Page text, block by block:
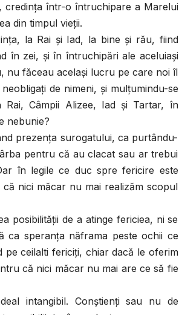
într-o întruchipare a Marelui
din timpul vieţii.
la Rai şi Iad, la bine şi rău, fiind
în zei, şi în întruchipări ale aceluiaşi
nu făceau acelaşi lucru pe care noi îl
de nimeni, şi mulţumindu-se
Câmpii Alizee, Iad şi Tartar, în
nebunie?
prezenţa surogatului, ca purtându-
pentru că au clacat sau ar trebui
în legile ce duc spre fericire este
nici măcar nu mai realizăm scopul
posibilităţii de a atinge fericiea, ni se
ca speranţa năframa peste ochii ce
pe ceilalti fericiţi, chiar dacă le oferim
că nici măcar nu mai are ce să fie
intangibil. Conştienţi sau nu de